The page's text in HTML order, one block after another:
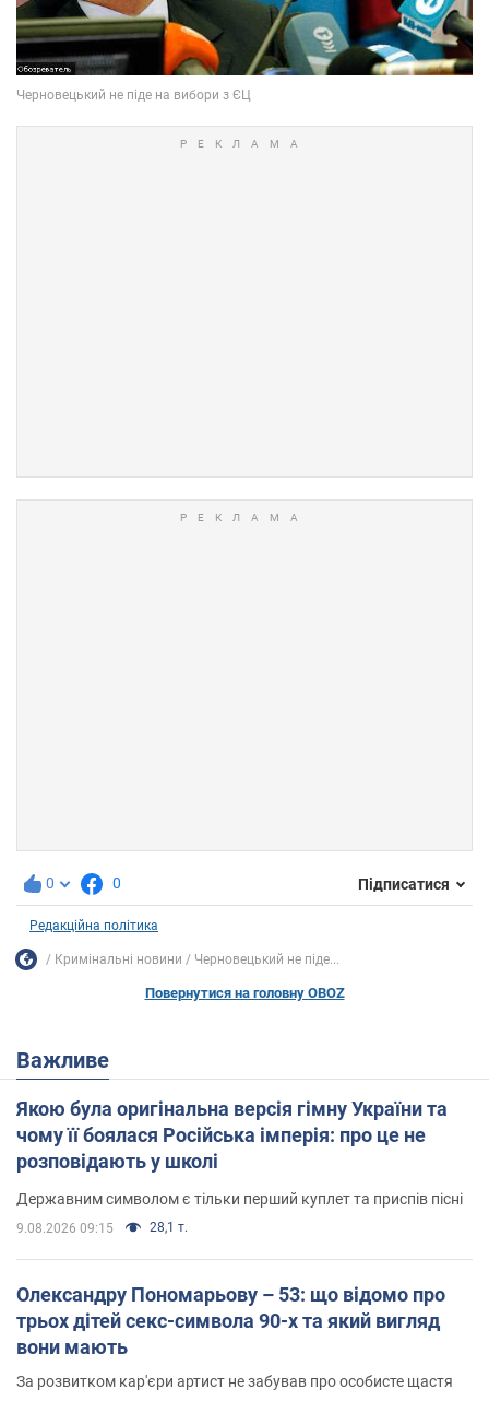
0 0 Підписатися
Редакційна політика
Кримінальні новини Черновецький не піде...
Повернутися на головну OBOZ
Важливе
Якою була оригінальна версія гімну України та
чому її боялася Російська імперія: про це не
розповідають у школі
Державним символом є тільки перший куплет та приспів пісні
9.08.2026 09:15 28,1 т.
Олександру Пономарьову – 53: що відомо про
трьох дітей секс-символа 90-х та який вигляд
вони мають
За розвитком кар'єри артист не забував про особисте щастя